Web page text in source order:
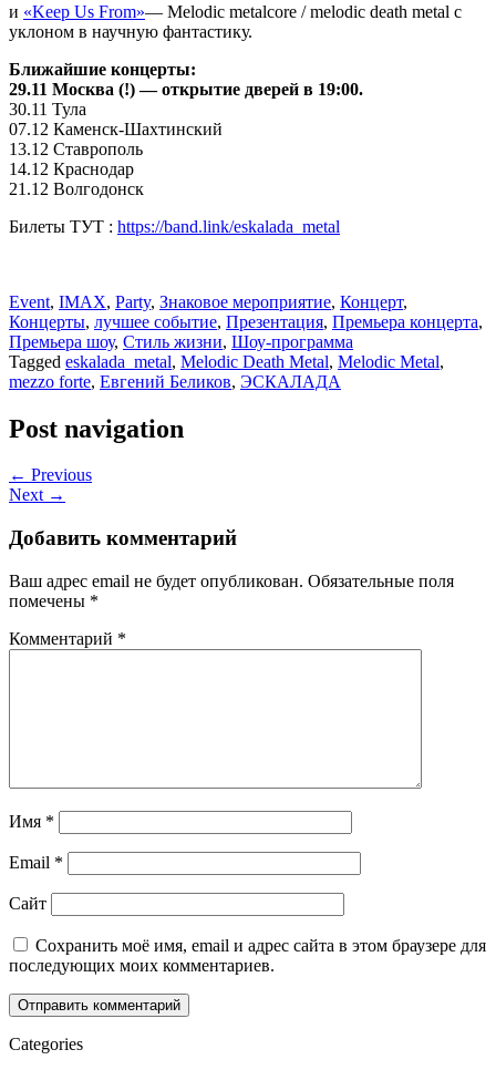
и «Keep Us From»— Melodic metalcore / melodic death metal с
уклоном в научную фантастику.
Ближайшие концерты:
29.11 Москва (!) — открытие дверей в 19:00.
30.11 Тула
07.12 Каменск-Шахтинский
13.12 Ставрополь
14.12 Краснодар
21.12 Волгодонск
Билеты ТУТ : https://band.link/eskalada_metal
Event, IMAX, Party, Знаковое мероприятие, Концерт,
Концерты, лучшее событие, Презентация, Премьера концерта,
Премьера шоу, Стиль жизни, Шоу-программа
Tagged eskalada_metal, Melodic Death Metal, Melodic Metal,
mezzo forte, Евгений Беликов, ЭСКАЛАДА
Post navigation
← Previous
Next →
Добавить комментарий
Ваш адрес email не будет опубликован. Обязательные поля
помечены *
Комментарий *
Имя *
Email *
Сайт
Сохранить моё имя, email и адрес сайта в этом браузере для
последующих моих комментариев.
Categories